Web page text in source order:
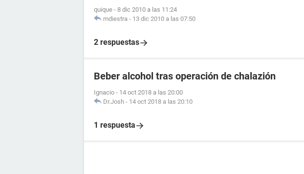
quique - 8 dic 2010 a las 11:24
mdiestra - 13 dic 2010 a las 07:50
2 respuestas
Beber alcohol tras operación de chalazión
Ignacio - 14 oct 2018 a las 20:00
Dr.Josh - 14 oct 2018 a las 20:10
1 respuesta